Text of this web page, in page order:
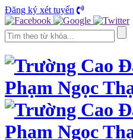
Đăng ký xét tuyển